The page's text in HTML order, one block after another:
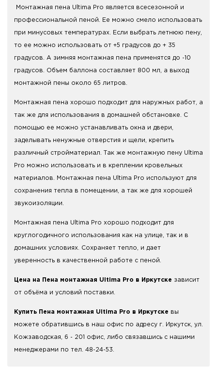
Монтажная пена Ultima Pro является всесезонной и
профессиональной пеной. Ее можно смело использовать
при минусовых температурах. Если выбрать летнюю пену,
то ее можно использовать от +5 градусов до + 35
градусов. А зимняя монтажная пена применятся до -10
градусов. Объем баллона составляет 800 мл, а выход
монтажной пены около 65 литров.
Монтажная пена хорошо подходит для наружных работ, а
так же для использования в домашней обстановке. С
помощью ее можно устанавливать окна и двери,
заделывать ненужные отверстия и щели, крепить
различный стройматериал. Так же монтажную пену Ultima
Pro можно использовать и в креплении кровельных
материалов. Монтажная пена Ultima Pro используют для
сохранения тепла в помещении, а так же для хорошей
звукоизоляции.
Монтажная пена Ultima Pro хорошо подходит для
круглогодичного использования как на улице, так и в
домашних условиях. Сохраняет тепло, и дает
уверенность в качественной работе с пеной.
Цена на Пена монтажная Ultima Pro в Иркутске зависит
от объёма и условий поставки.
Купить Пена монтажная Ultima Pro в Иркутске вы
можете обратившись в наш офис по адресу г. Иркутск, ул.
Кожзаводская, 6 - 201 офис, либо связавшись с нашими
менеджерами по тел. 48-24-53.